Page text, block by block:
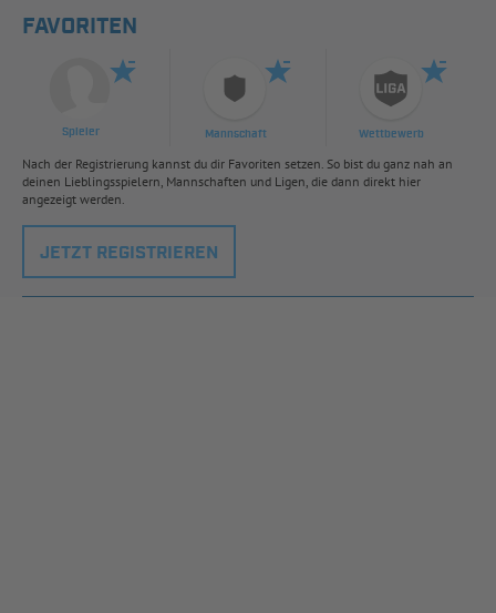
FAVORITEN
Spieler Mannschaft Wettbewerb
Nach der Registrierung kannst du dir Favoriten setzen. So bist du ganz nah an
deinen Lieblingsspielern, Mannschaften und Ligen, die dann direkt hier
angezeigt werden.
JETZT REGISTRIEREN